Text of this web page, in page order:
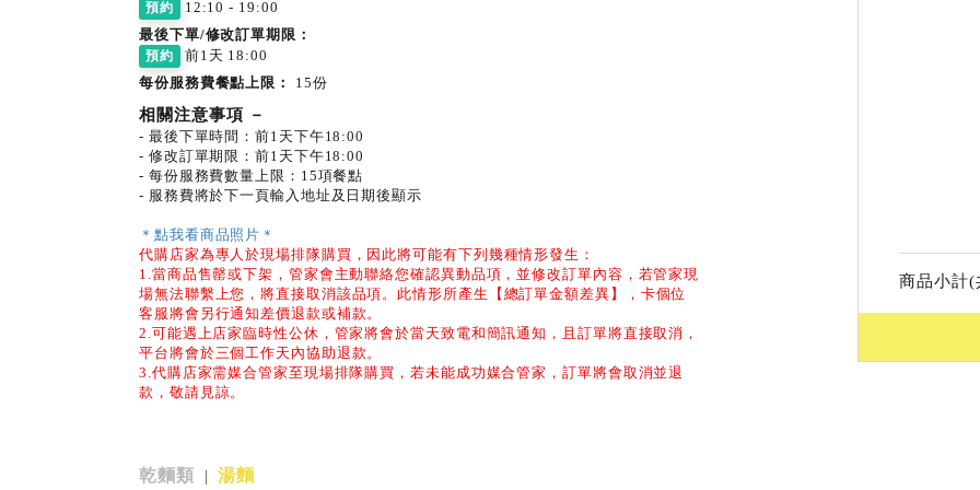
預約
12:10 - 19:00
最後下單/修改訂單期限：
預約
前1天 18:00
每份服務費餐點上限： 15份
相關注意事項 －
- 最後下單時間：前1天下午18:00
- 修改訂單期限：前1天下午18:00
- 每份服務費數量上限：15項餐點
- 服務費將於下一頁輸入地址及日期後顯示
＊點我看商品照片＊
代購店家為專人於現場排隊購買，因此將可能有下列幾種情形發生：
1.當商品售罄或下架，管家會主動聯絡您確認異動品項，並修改訂單內容，若管家現
場無法聯繫上您，將直接取消該品項。此情形所產生【總訂單金額差異】，卡個位
客服將會另行通知差價退款或補款。
2.可能遇上店家臨時性公休，管家將會於當天致電和簡訊通知，且訂單將直接取消，
平台將會於三個工作天內協助退款。
3.代購店家需媒合管家至現場排隊購買，若未能成功媒合管家，訂單將會取消並退
款，敬請見諒。
乾麵類 湯麵
商品小計(